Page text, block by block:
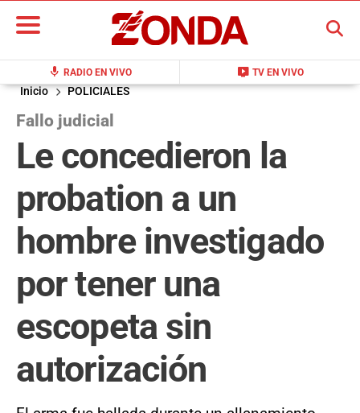
mic RADIO EN VIVO live_tv TV EN VIVO
BUSCAR
Inicio POLICIALES
Fallo judicial
Le concedieron la
probation a un
hombre investigado
por tener una
escopeta sin
autorización